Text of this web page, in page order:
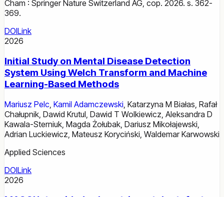
Cham : Springer Nature Switzerland AG, cop. 2026. s. 362-
369.
DOILink
2026
Initial Study on Mental Disease Detection
System Using Welch Transform and Machine
Learning-Based Methods
Mariusz Pelc Kamil Adamczewski Katarzyna M Białas Rafał
Chałupnik Dawid Krutul Dawid T Wolkiewicz Aleksandra D
Kawala-Sterniuk Magda Żołubak Dariusz Mikołajewski
Adrian Luckiewicz Mateusz Koryciński Waldemar Karwowski
Applied Sciences
DOILink
2026